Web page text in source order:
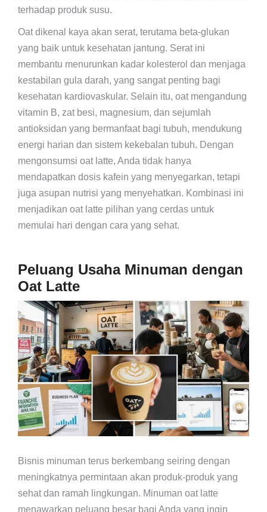
terhadap produk susu.
Oat dikenal kaya akan serat, terutama beta-glukan
yang baik untuk kesehatan jantung. Serat ini
membantu menurunkan kadar kolesterol dan menjaga
kestabilan gula darah, yang sangat penting bagi
kesehatan kardiovaskular. Selain itu, oat mengandung
vitamin B, zat besi, magnesium, dan sejumlah
antioksidan yang bermanfaat bagi tubuh, mendukung
energi harian dan sistem kekebalan tubuh. Dengan
mengonsumsi oat latte, Anda tidak hanya
mendapatkan dosis kafein yang menyegarkan, tetapi
juga asupan nutrisi yang menyehatkan. Kombinasi ini
menjadikan oat latte pilihan yang cerdas untuk
memulai hari dengan cara yang sehat.
Peluang Usaha Minuman dengan
Oat Latte
Bisnis minuman terus berkembang seiring dengan
meningkatnya permintaan akan produk-produk yang
sehat dan ramah lingkungan. Minuman oat latte
menawarkan peluang besar bagi Anda yang ingin